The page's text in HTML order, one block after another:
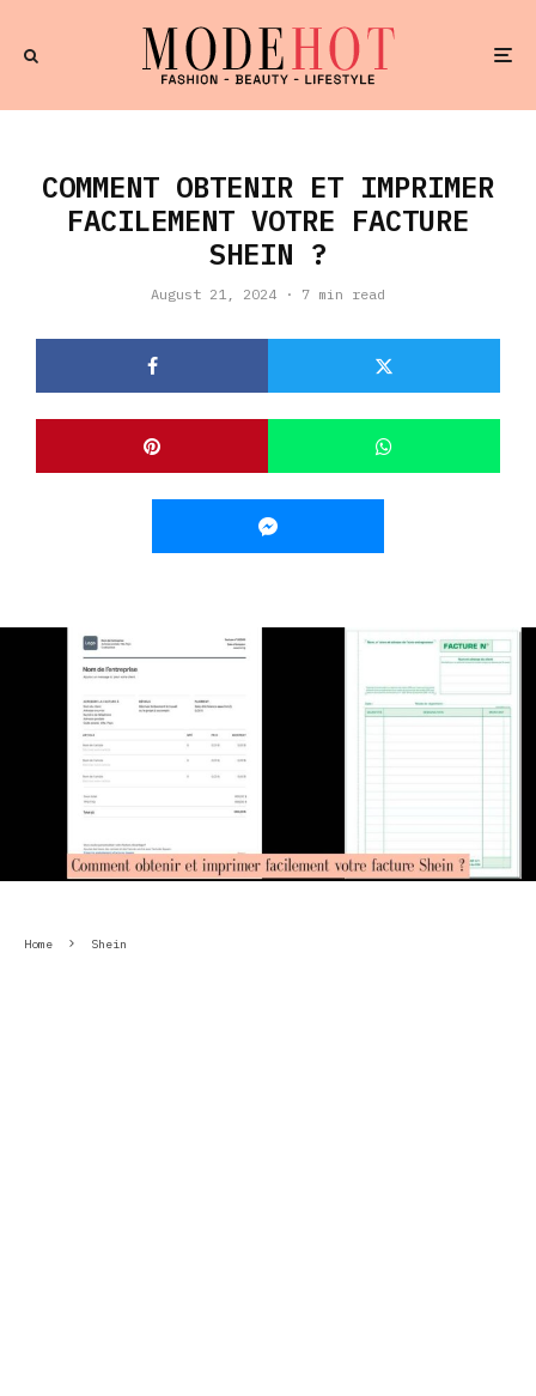
COMMENT OBTENIR ET IMPRIMER
FACILEMENT VOTRE FACTURE
SHEIN ?
August 21, 2024 · 7 min read
Home Shein